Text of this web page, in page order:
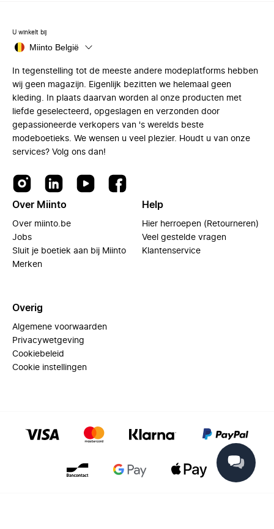
U winkelt bij
Miinto België
In tegenstelling tot de meeste andere modeplatforms hebben
wij geen magazijn. Eigenlijk bezitten we helemaal geen
kleding. In plaats daarvan worden al onze producten met
liefde geselecteerd, opgeslagen en verzonden door
gepassioneerde verkopers van 's werelds beste
modeboetieks. We wensen u veel plezier. Houdt u van onze
services? Volg ons dan!
Over Miinto
Over miinto.be
Jobs
Sluit je boetiek aan bij Miinto
Merken
Help
Hier herroepen (Retourneren)
Veel gestelde vragen
Klantenservice
Overig
Algemene voorwaarden
Privacywetgeving
Cookiebeleid
Cookie instellingen